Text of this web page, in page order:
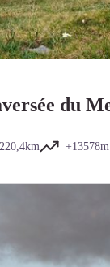
de Gialorgues -
du
220,4km +13578m